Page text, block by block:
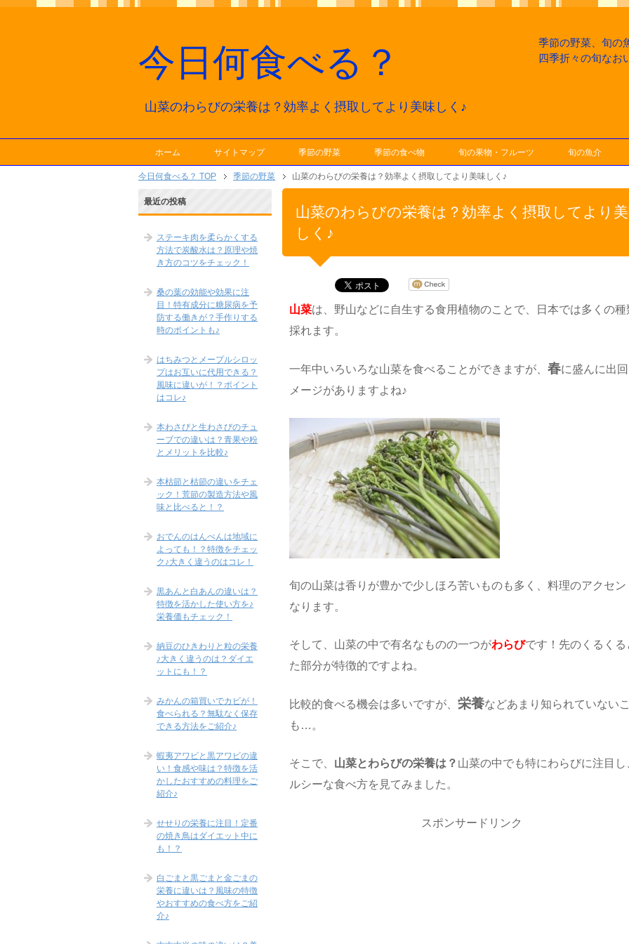
今日何食べる？
山菜のわらびの栄養は？効率よく摂取してより美味しく♪
季節の野菜、旬の
四季折々の旬なお
ホーム サイトマップ 季節の野菜 季節の食べ物 旬の果物・フルーツ 旬の魚介
今日何食べる？ TOP 季節の野菜 山菜のわらびの栄養は？効率よく摂取してより美味しく♪
山菜のわらびの栄養は？効率よく摂取してより
しく♪
山菜は、野山などに自生する食用植物のことで、日本では多くの種
採れます。
一年中いろいろな山菜を食べることができますが、春に盛んに出
メージがありますよね♪
旬の山菜は香りが豊かで少しほろ苦いものも多く、料理のアクセン
なります。
そして、山菜の中で有名なものの一つがわらびです！先のくるくる
た部分が特徴的ですよね。
比較的食べる機会は多いですが、栄養などあまり知られていない
も…。
そこで、 山菜とわらびの栄養は？ 山菜の中でも特にわらびに注目し
ルシーな食べ方を見てみました。
スポンサードリンク
最近の投稿
ステーキ肉を柔らかくする
方法で炭酸水は？原理や焼
き方のコツをチェック！
桑の葉の効能や効果に注
目！特有成分に糖尿病を予
防する働きが？手作りする
時のポイントも♪
はちみつとメープルシロッ
プはお互いに代用できる？
風味に違いが！？ポイント
はコレ♪
本わさびと生わさびのチュ
ーブでの違いは？青果や粉
とメリットを比較♪
本枯節と枯節の違いをチェ
ック！荒節の製造方法や風
味と比べると！？
おでんのはんぺんは地域に
よっても！？特徴をチェッ
ク♪大きく違うのはコレ！
黒あんと白あんの違いは？
特徴を活かした使い方を♪
栄養価もチェック！
納豆のひきわりと粒の栄養
♪大きく違うのは？ダイエ
ットにも！？
みかんの箱買いでカビが！
食べられる？無駄なく保存
できる方法をご紹介♪
蝦夷アワビと黒アワビの違
い！食感や味は？特徴を活
かしたおすすめの料理をご
紹介♪
せせりの栄養に注目！定番
の焼き鳥はダイエット中に
も！？
白ごまと黒ごまと金ごまの
栄養に違いは？風味の特徴
やおすすめの食べ方をご紹
介♪